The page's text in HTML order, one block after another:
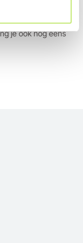
een bestelling
zelfs
je ook nog eens